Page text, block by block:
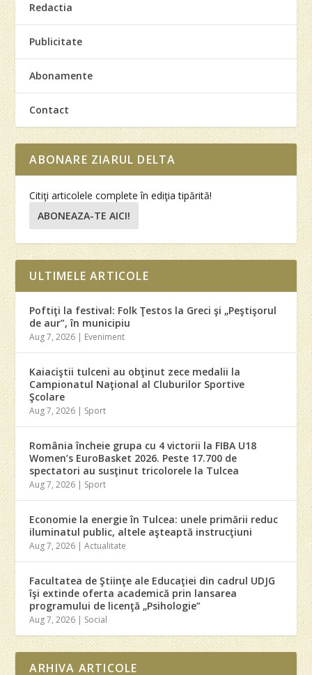
Redactia
Publicitate
Abonamente
Contact
ABONARE ZIARUL DELTA
Citiţi articolele complete în ediţia tipărită!
ABONEAZA-TE AICI!
ULTIMELE ARTICOLE
Poftiţi la festival: Folk Ţestos la Greci şi „Peştişorul
de aur”, în municipiu
Aug 7, 2026 | Eveniment
Kaiaciştii tulceni au obţinut zece medalii la
Campionatul Naţional al Cluburilor Sportive
Şcolare
Aug 7, 2026 | Sport
România încheie grupa cu 4 victorii la FIBA U18
Women’s EuroBasket 2026. Peste 17.700 de
spectatori au susţinut tricolorele la Tulcea
Aug 7, 2026 | Sport
Economie la energie în Tulcea: unele primării reduc
iluminatul public, altele aşteaptă instrucţiuni
Aug 7, 2026 |Actualitate
Facultatea de Ştiinţe ale Educaţiei din cadrul UDJG
îşi extinde oferta academică prin lansarea
programului de licenţă „Psihologie”
Aug 7, 2026 | Social
ARHIVA ARTICOLE